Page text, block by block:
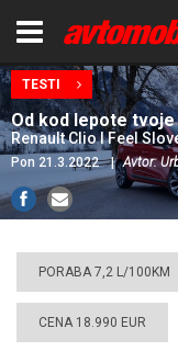
TESTI
Od kod lepote tvoje
Renault Clio I Feel
Pon 21.3.2022 | Avtor:
PORABA 7,2 L/100KM
CENA 18.990 EUR